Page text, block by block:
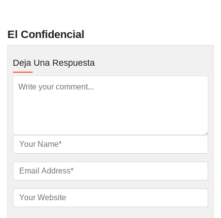
El Confidencial
Deja Una Respuesta